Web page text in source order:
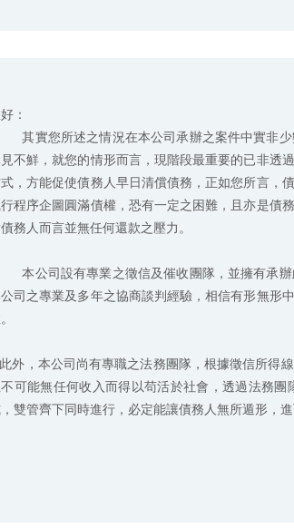
：
，債務人脫產後甚至刻意將戶籍放在戶政，使債權人無從追討之情形更是
不鮮，就您的情形而言，現階段最重要的已非透
，方能促使債務人早日清償債務，正如您所言，
程序企圖圓滿債權，恐有一定之困難，且亦是債
務人而言並無任何還款之壓力。
類債務人之豐富經驗，雖不敢向您擔保百分之百可替您回收債權，但憑藉
司之專業及多年之協商談判經驗，相信有形無形
可能無任何收入而得以苟活於社會，透過法務
雙管齊下同時進行，必定能讓債務人無所遁形，進